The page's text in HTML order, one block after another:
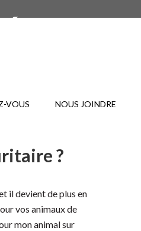
VOUS NOUS JOINDRE
?
il devient de plus en
vos animaux de
mon animal sur